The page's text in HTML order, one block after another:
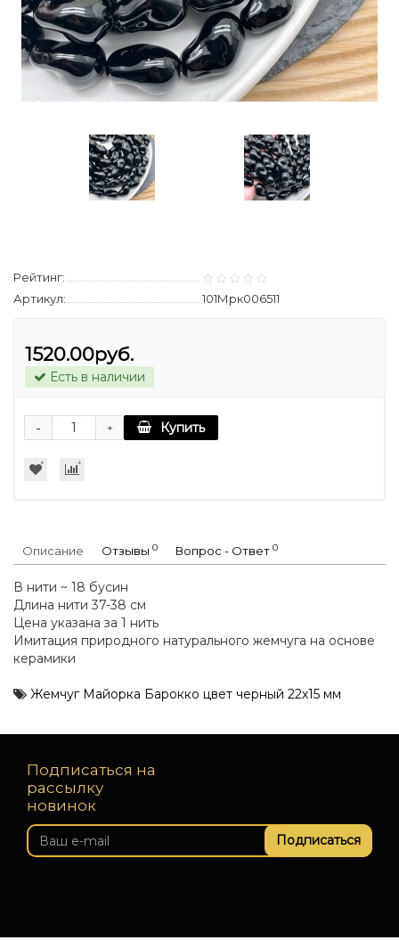
Рейтинг:
Артикул:
101Мрк006511
1520.00руб.
Есть в наличии
+
- Купить
Описание Отзывы 0 Вопрос - Ответ 0
В нити ~ 18 бусин
Длина нити 37-38 см
Цена указана за 1 нить
Имитация природного натурального жемчуга на основе
керамики
Жемчуг Майорка Барокко цвет черный 22х15 мм
Подписаться на
рассылку
новинок
Подписаться